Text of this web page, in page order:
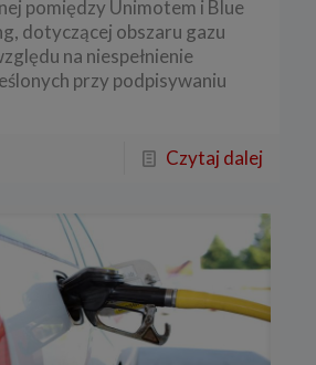
pomiędzy Unimotem i Blue
dotyczącej obszaru gazu
na niespełnienie
przy podpisywaniu
Czytaj dalej